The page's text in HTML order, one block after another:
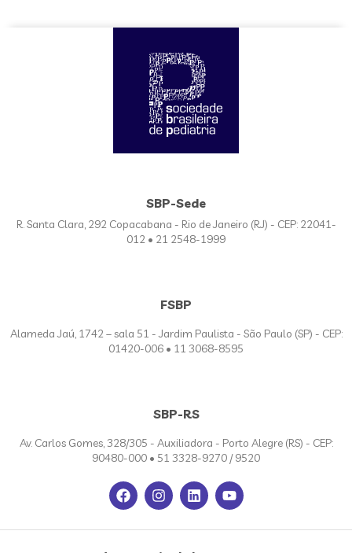
SBP-Sede
R. Santa Clara, 292 Copacabana - Rio de Janeiro (RJ) - CEP: 22041-
012 • 21 2548-1999
FSBP
Alameda Jaú, 1742 – sala 51 - Jardim Paulista - São Paulo (SP) - CEP:
01420-006 • 11 3068-8595
SBP-RS
Av. Carlos Gomes, 328/305 - Auxiliadora - Porto Alegre (RS) - CEP:
90480-000 • 51 3328-9270 / 9520